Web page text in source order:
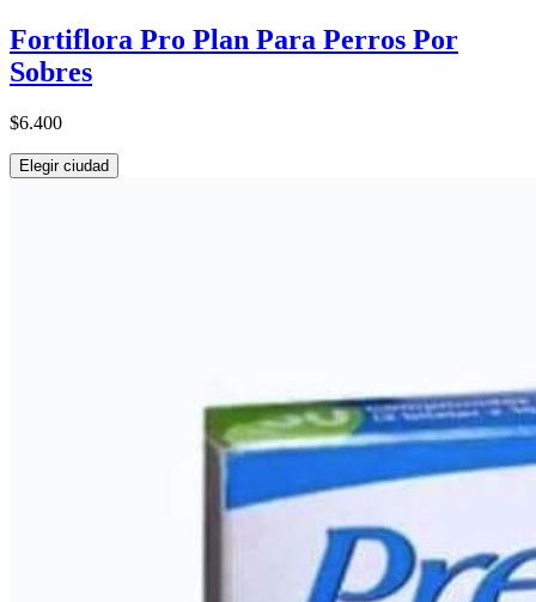
Fortiflora Pro Plan Para Perros Por
Sobres
$6.400
Elegir ciudad